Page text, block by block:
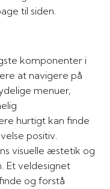
til siden.
at navigere på
menuer,
hurtigt kan finde
positiv.
Et veldesignet
og forstå